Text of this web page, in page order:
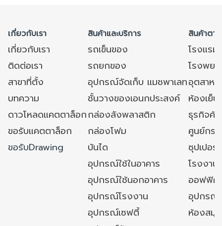
เกี่ยวกับเรา สินค้าและบริการ สินค้าตา
เกี่ยวกับเรา รถเข็นของ
โรงแร
ติดต่อเรา
รถยกของ
โรงพย
สาขาที่ตั้ง
อุปกรณ์จัดเก็บ แมชพาเลทอุตสาหก
บทความ
ชั้นวางของเอนกประสงค์
ห้องเย็
ดาวโหลดแคตตาล็อกกล่องลังพลาสติก
ธุรกิจค้
ขอรับแคตตาล็อก
กล่องโฟม
ศูนย์กร
ขอรับDrawing
บันได
ซุปเปอ
อุปกรณ์ใช้ในอาคาร
โรงงา
อุปกรณ์ใช้นอกอาคาร
ออฟฟิศ/
อุปกรณ์โรงงาน
อุปกรณ์
อุปกรณ์เซฟตี้
ห้องสมุ